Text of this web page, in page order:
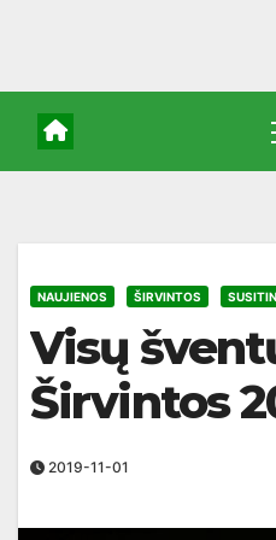
NAUJIENOS ŠIRVINTOS
Visų
Širvintos
2019-11-01